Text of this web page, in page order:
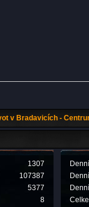
v Bradavicích -
1307
107387
5377
8